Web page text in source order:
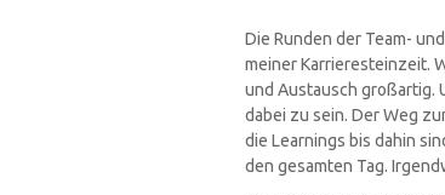
Die Runden der Team-
meiner Karrieresteinzeit.
und Austausch großartig.
dabei zu sein. Der Weg
die Learnings bis dahin
den gesamten Tag.